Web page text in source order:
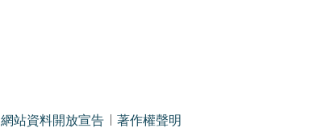
網站資料開放宣告 著作權聲明